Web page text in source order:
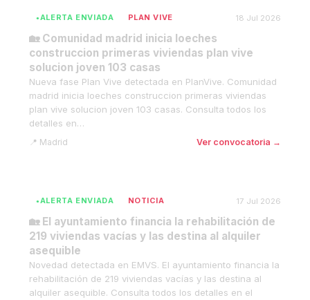
ALERTA ENVIADA PLAN VIVE 18 Jul 2026
🏡 Comunidad madrid inicia loeches
construccion primeras viviendas plan vive
solucion joven 103 casas
Nueva fase Plan Vive detectada en PlanVive. Comunidad
madrid inicia loeches construccion primeras viviendas
plan vive solucion joven 103 casas. Consulta todos los
detalles en…
Madrid Ver convocatoria →
ALERTA ENVIADA NOTICIA 17 Jul 2026
🏡 El ayuntamiento financia la rehabilitación de
219 viviendas vacías y las destina al alquiler
asequible
Novedad detectada en EMVS. El ayuntamiento financia la
rehabilitación de 219 viviendas vacías y las destina al
alquiler asequible. Consulta todos los detalles en el